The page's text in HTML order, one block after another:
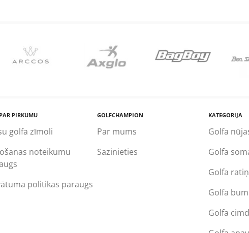
PIRKUMU
golfa zīmoli
noteikumu
politikas paraugs
GOLFCHAMPION
Par mums
Sazinieties
KATEGORIJA
Golfa
Golfa
Golfa
Golfa
Golfa